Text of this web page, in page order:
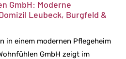
GmbH: Moderne
Leubeck, Burgfeld &
in einem modernen Pflegeheim
GmbH zeigt im